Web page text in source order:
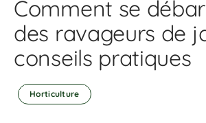
Comment se
des ravageurs de
conseils pratiques
Horticulture